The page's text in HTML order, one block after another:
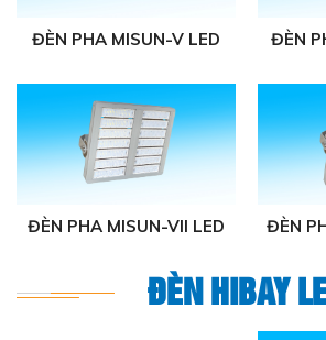
ĐÈN PHA MISUN-V LED ĐÈN
ĐÈN PHA MISUN-VII LED ĐÈN
ĐÈN HIBAY